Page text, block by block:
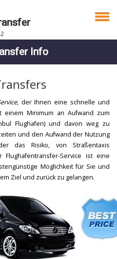
Info
, der Ihnen eine schnelle und
einem Minimum an Aufwand zum
Flughafen) und davon weg zu
und den Aufwand der Nutzung
das Risiko, von Straßentaxis
Service ist eine
Möglichkeit für Sie und
Ziel und zurück zu gelangen.